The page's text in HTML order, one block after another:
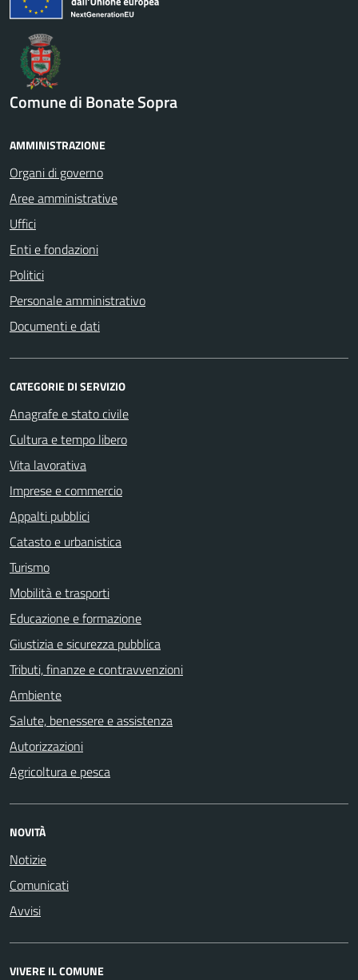
Comune di Bonate Sopra
AMMINISTRAZIONE
Organi di governo
Aree amministrative
Uffici
Enti e fondazioni
Politici
Personale amministrativo
Documenti e dati
CATEGORIE DI SERVIZIO
Anagrafe e stato civile
Cultura e tempo libero
Vita lavorativa
Imprese e commercio
Appalti pubblici
Catasto e urbanistica
Turismo
Mobilità e trasporti
Educazione e formazione
Giustizia e sicurezza pubblica
Tributi, finanze e contravvenzioni
Ambiente
Salute, benessere e assistenza
Autorizzazioni
Agricoltura e pesca
NOVITÀ
Notizie
Comunicati
Avvisi
VIVERE IL COMUNE